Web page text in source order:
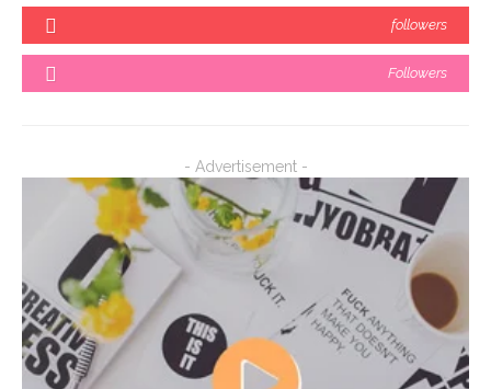
followers
Followers
- Advertisement -